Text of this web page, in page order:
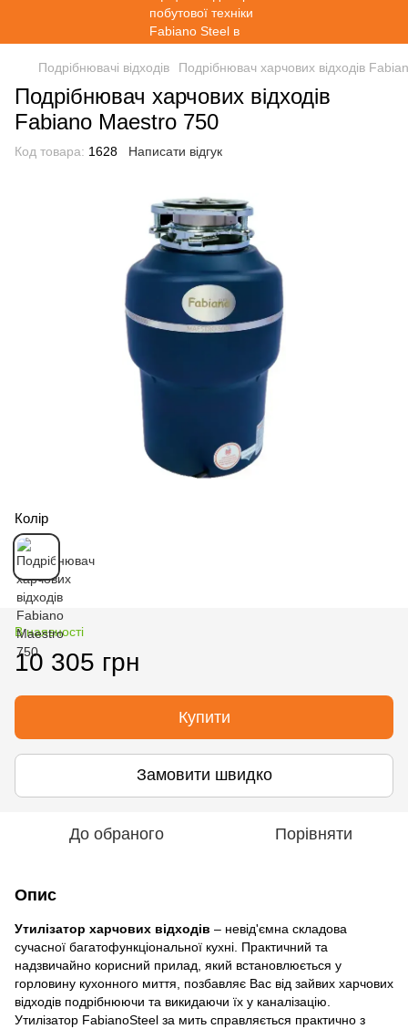
Подрібнювачі відходів Подрібнювач харчових відходів
Подрібнювач харчових відходів
Fabiano Maestro 750
Код товара: 1628 Написати відгук
Колір
В наявності
10 305 грн
Купити
Замовити швидко
До обраного Порівняти
Опис
Утилізатор харчових відходів – невід'ємна складова
сучасної багатофункціональної кухні. Практичний та
надзвичайно корисний прилад, який встановлюється у
горловину кухонного миття, позбавляє Вас від зайвих харчових
відходів подрібнюючи та викидаючи їх у каналізацію.
Утилізатор FabianoSteel за мить справляється практично з